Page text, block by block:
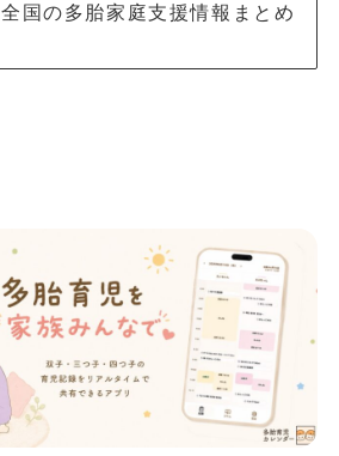
全国の多胎家庭支援情報まとめ